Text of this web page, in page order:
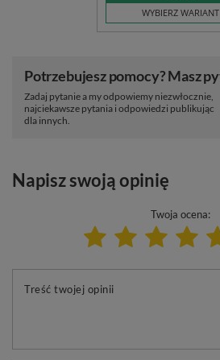
WYBIERZ WARIANT
Potrzebujesz pomocy? Masz
Zadaj pytanie a my odpowiemy niezwłocznie,
najciekawsze pytania i odpowiedzi publikując
dla innych.
Napisz swoją opinię
Twoja ocena:
Treść twojej opinii